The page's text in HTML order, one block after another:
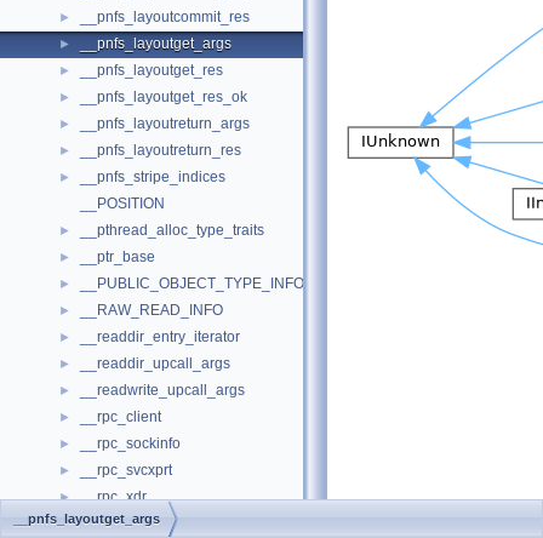
► __pnfs_layoutcommit_res
► __pnfs_layoutget_args
► __pnfs_layoutget_res
► __pnfs_layoutget_res_ok
► __pnfs_layoutreturn_args
► __pnfs_layoutreturn_res
►
__pnfs_stripe_indices
__POSITION
► __pthread_alloc_type_traits
► __ptr_base
► __PUBLIC_OBJECT_TYPE_INFORMATION
► __RAW_READ_INFO
► __readdir_entry_iterator
► __readdir_upcall_args
► __readwrite_upcall_args
► __rpc_client
► __rpc_sockinfo
► __rpc_svcxprt
► __rpc_xdr
► __ScrnshotDownloadParam
__pnfs_layoutget_args